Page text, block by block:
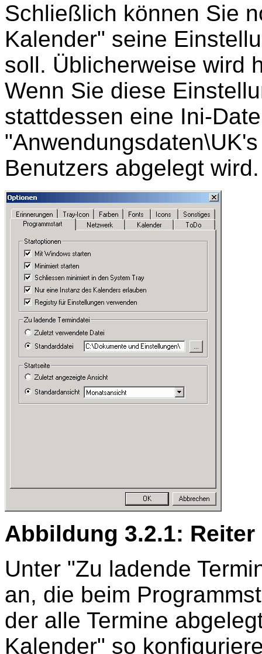
Schließlich können Sie
Kalender" seine
soll. Üblicherweise wird
Wenn Sie diese
stattdessen eine Ini-
Benutzers abgelegt wird.
Abbildung 3.2.1:
Unter "Zu ladende
an, die beim
der alle Termine
Kalender" so